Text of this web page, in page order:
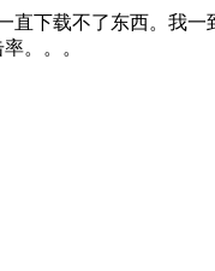
直下载不了东西。我
。。。